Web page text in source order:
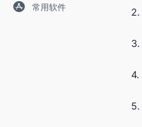
常用软件 2.
3.
4.
5.